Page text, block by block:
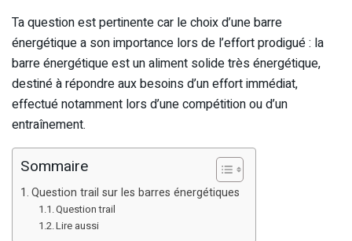
Ta question est pertinente car le choix d’une barre
énergétique a son importance lors de l’effort prodigué : la
barre énergétique est un aliment solide très énergétique,
destiné à répondre aux besoins d’un effort immédiat,
effectué notamment lors d’une compétition ou d’un
entraînement.
Sommaire
Question trail sur les barres énergétiques
Question trail
Lire aussi